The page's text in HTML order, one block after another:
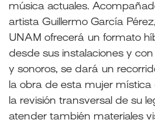
música actuales.
artista Guillermo García
UNAM ofrecerá un formato
desde sus instalaciones y
y sonoros, se dará un
la obra de esta mujer
la revisión transversal de su
atender también materiales